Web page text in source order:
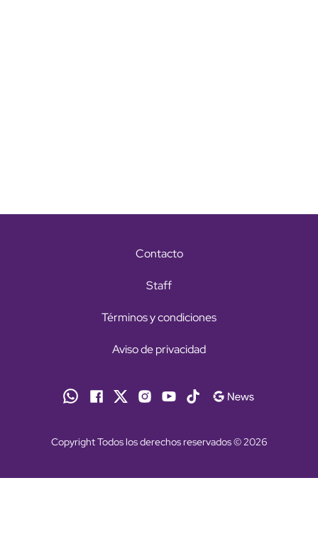
Contacto
Staff
Términos y condiciones
Aviso de privacidad
Copyright Todos los derechos reservados © 2026